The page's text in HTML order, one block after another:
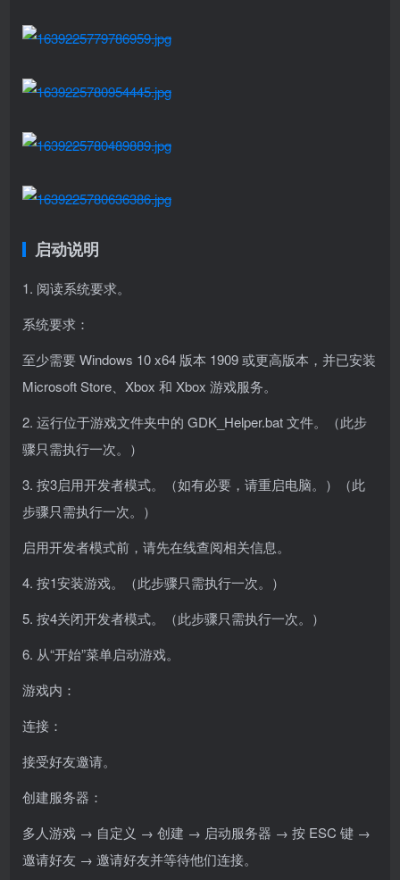
启动说明
1. 阅读系统要求。
系统要求：
至少需要 Windows 10 x64 版本 1909 或更高版本，并已安装
Microsoft Store、Xbox 和 Xbox 游戏服务。
2. 运行位于游戏文件夹中的 GDK_Helper.bat 文件。（此步
骤只需执行一次。）
3. 按3启用开发者模式。（如有必要，请重启电脑。）（此
步骤只需执行一次。）
启用开发者模式前，请先在线查阅相关信息。
4. 按1安装游戏。（此步骤只需执行一次。）
5. 按4关闭开发者模式。（此步骤只需执行一次。）
6. 从“开始”菜单启动游戏。
游戏内：
连接：
接受好友邀请。
创建服务器：
多人游戏 → 自定义 → 创建 → 启动服务器 → 按 ESC 键 →
邀请好友 → 邀请好友并等待他们连接。